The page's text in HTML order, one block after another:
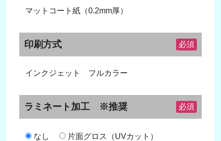
マットコート紙（0.2mm厚）
印刷方式 必須
インクジェット フルカラー
ラミネート加工 ※推奨 必須
なし 片面グロス（UVカット）